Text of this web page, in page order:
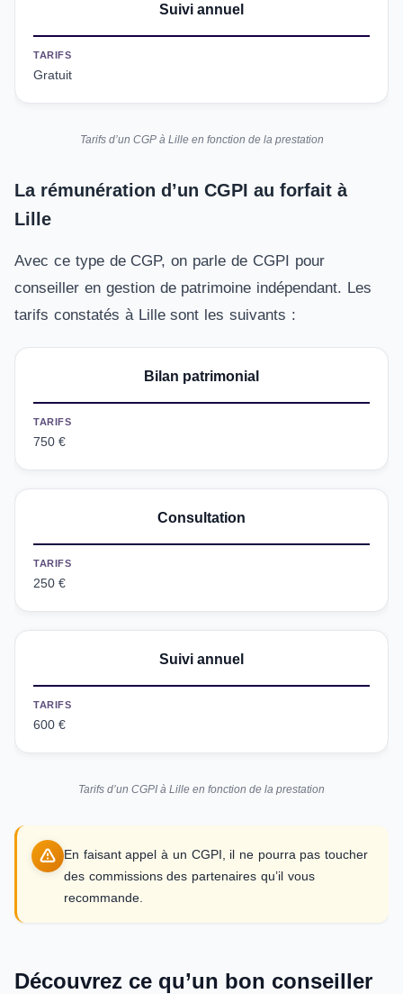
Suivi annuel
TARIFS
Gratuit
Tarifs d’un CGP à Lille en fonction de la prestation
La rémunération d’un CGPI au forfait à
Lille
Avec ce type de CGP, on parle de CGPI pour
conseiller en gestion de patrimoine indépendant. Les
tarifs constatés à Lille sont les suivants :
Bilan patrimonial
TARIFS
750 €
Consultation
TARIFS
250 €
Suivi annuel
TARIFS
600 €
Tarifs d’un CGPI à Lille en fonction de la prestation
En faisant appel à un CGPI, il ne pourra pas toucher
des commissions des partenaires qu’il vous
recommande.
Découvrez ce qu’un bon conseiller